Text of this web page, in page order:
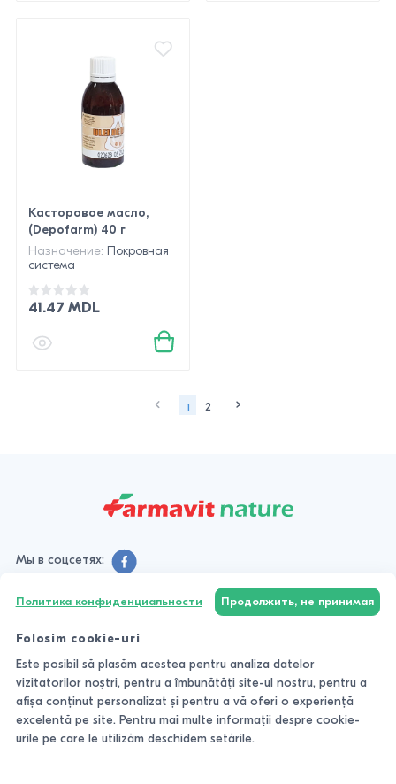
Касторовое масло,
(Depofarm) 40 г
Назначение: Покровная
система
41.47 MDL
1 2
Мы в соцсетях:
КЛИЕНТАМ
КОНТАКТЫ
Политика конфиденциальности Продолжить, не принимая
Folosim cookie-uri
Este posibil să plasăm acestea pentru analiza datelor
vizitatorilor noștri, pentru a îmbunătăți site-ul nostru, pentru a
afișa conținut personalizat și pentru a vă oferi o experiență
excelentă pe site. Pentru mai multe informații despre cookie-
urile pe care le utilizăm deschidem setările.